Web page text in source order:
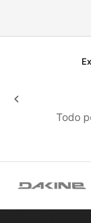
Todo
keyboard_arrow_left